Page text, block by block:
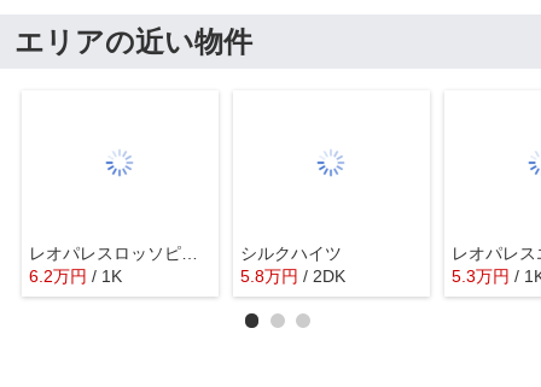
エリアの近い物件
レオパレスロッソピアンコⅢ
6.2万円 / 1K
シルクハイツ
5.8万円 / 2DK 5.3万円 /